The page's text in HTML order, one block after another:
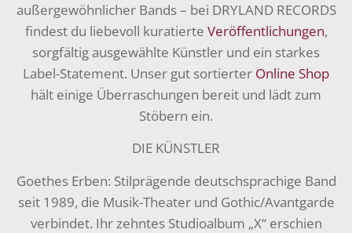
außergewöhnlicher Bands – bei DRYLAND RECORDS
findest du liebevoll kuratierte Veröffentlichungen,
sorgfältig ausgewählte Künstler und ein starkes
Label-Statement. Unser gut sortierter Online Shop
hält einige Überraschungen bereit und lädt zum
Stöbern ein.
DIE KÜNSTLER
Goethes Erben: Stilprägende deutschsprachige Band
seit 1989, die Musik-Theater und Gothic/Avantgarde
verbindet. Ihr zehntes Studioalbum „X“ erschien